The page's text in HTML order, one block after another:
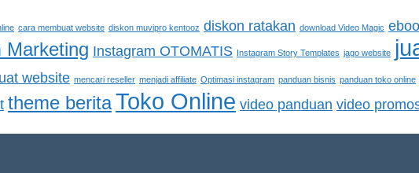
cara membuat website diskon muvipro kentooz diskon ratakan download Video Magic
Marketing Instagram OTOMATIS Instagram Story Templates jago website
website mencari reseller menjadi affiliate Optimasi instagram panduan bisnis panduan toko online
theme beritaToko Online video panduan video